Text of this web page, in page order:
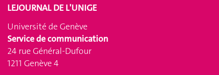
LEJOURNAL DE L'UNIGE
Université de Genève
Service de communication
24 rue Général-Dufour
1211 Genève 4